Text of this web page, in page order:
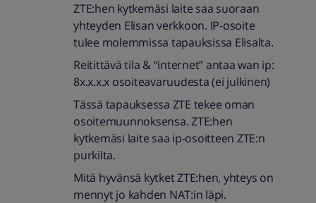
ZTE:hen kytkemäsi laite saa suoraan
yhteyden Elisan verkkoon. IP-osoite
tulee molemmissa tapauksissa Elisalta.
Reitittävä tila & “internet” antaa wan ip:
8x.x.x.x osoiteavaruudesta (ei julkinen)
Tässä tapauksessa ZTE tekee oman
osoitemuunnoksensa. ZTE:hen
kytkemäsi laite saa ip-osoitteen ZTE:n
purkilta.
Mitä hyvänsä kytket ZTE:hen, yhteys on
mennyt jo kahden NAT:in läpi.